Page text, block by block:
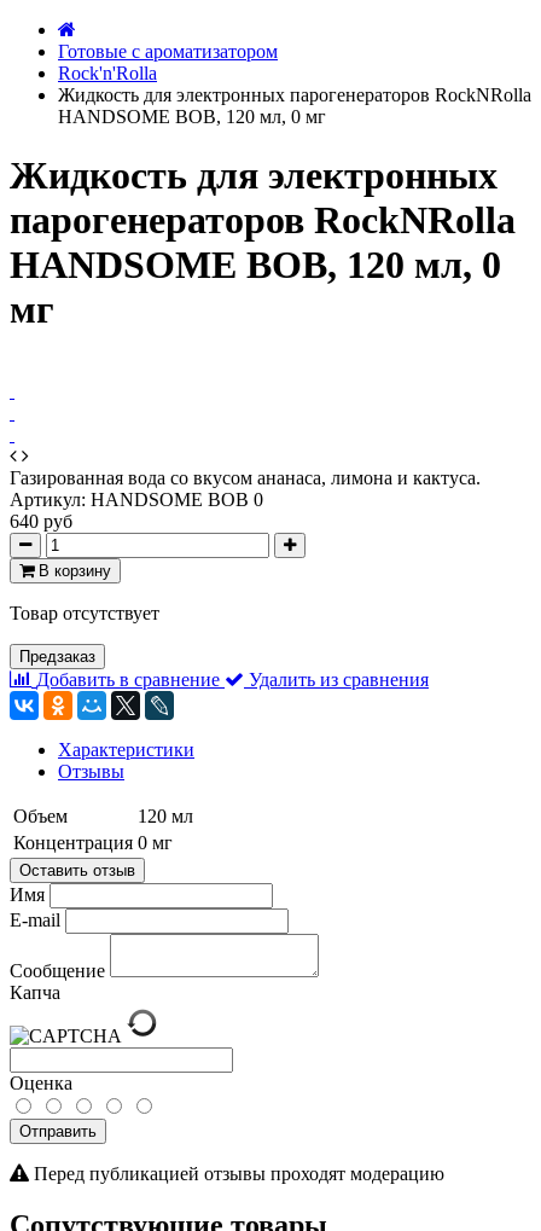
Готовые с ароматизатором
Rock'n'Rolla
Жидкость для электронных парогенераторов RockNRolla
HANDSOME BOB, 120 мл, 0 мг
Жидкость для электронных
парогенераторов RockNRolla
HANDSOME BOB, 120 мл, 0
мг
Газированная вода со вкусом ананаса, лимона и кактуса.
Артикул: HANDSOME BOB 0
640 руб
В корзину
Товар отсутствует
Предзаказ
Добавить в сравнение Удалить из сравнения
Характеристики
Отзывы
Объем
120 мл
Концентрация 0 мг
Оставить отзыв
Имя
E-mail
Сообщение
Капча
Оценка
Отправить
Перед публикацией отзывы проходят модерацию
Сопутствующие товары